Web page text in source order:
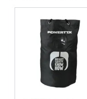
Padengimas: